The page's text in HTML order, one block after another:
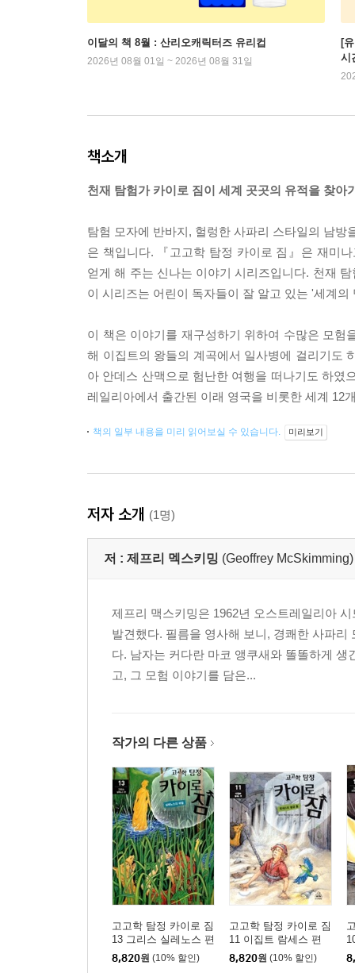
이달의 책 8월 : 산리오캐릭터즈 유리컵
2026년 08월 01일 ~ 2026년 08월 31일
[
시
책소개
천재 탐험가 카이로 짐이 세계 곳곳의 유적을 찾아
탐험 모자에 반바지, 헐렁한 사파리 스타일의 남
은 책입니다. 『고고학 탐정 카이로 짐』은 재미
얻게 해 주는 신나는 이야기 시리즈입니다. 천재
이 시리즈는 어린이 독자들이 잘 알고 있는 '세계
이 책은 이야기를 재구성하기 위하여 수많은 모
해 이집트의 왕들의 계곡에서 일사병에 걸리기도
아 안데스 산맥으로 험난한 여행을 떠나기도 하였
레일리아에서 출간된 이래 영국을 비롯한 세계 12
책의 일부 내용을 미리 읽어보실 수 있습니다. 미리보기
저자 소개 (1명)
저 : 제프리 멕스키밍 (Geoffrey McSkimming)
제프리 맥스키밍은 1962년 오스트레일리아
발견했다. 필름을 영사해 보니, 경쾌한 사파
다. 남자는 커다란 마코 앵쿠새와 똘똘하게
고, 그 모험 이야기를 담은...
작가의 다른 상품
고고학 탐정 카이로 짐
13 그리스 실레노스 편
8,820원 (10% 할인)
고고학 탐정 카이로 짐
11 이집트 람세스 편
8,820원 (10% 할인)